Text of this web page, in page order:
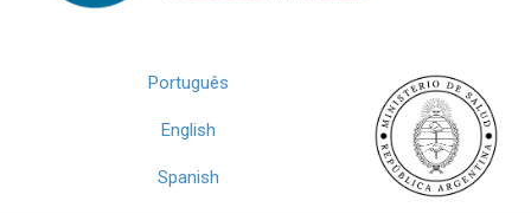
Português
English
Spanish